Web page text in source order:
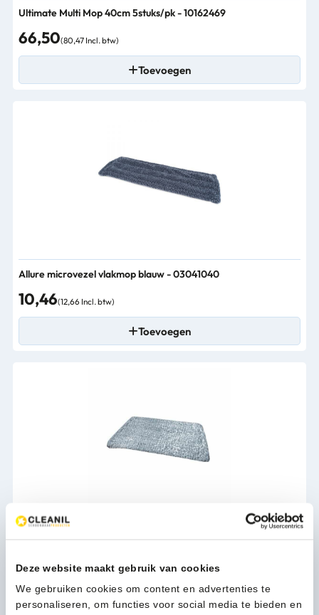
Deze website maakt gebruik van cookies
We gebruiken cookies om content en advertenties te
personaliseren, om functies voor social media te bieden en
Ultimate Multi Mop 40cm 5stuks/pk - 10162469
66,50(80,47 Incl. btw)
Toevoegen
Allure microvezel vlakmop blauw - 03041040
10,46(12,66 Incl. btw)
Toevoegen
8,94(10,82 Incl. btw)
Toevoegen